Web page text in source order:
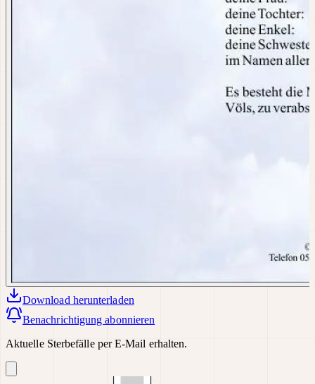
Download herunterladen
Benachrichtigung abonnieren
Aktuelle Sterbefälle per E-Mail erhalten.